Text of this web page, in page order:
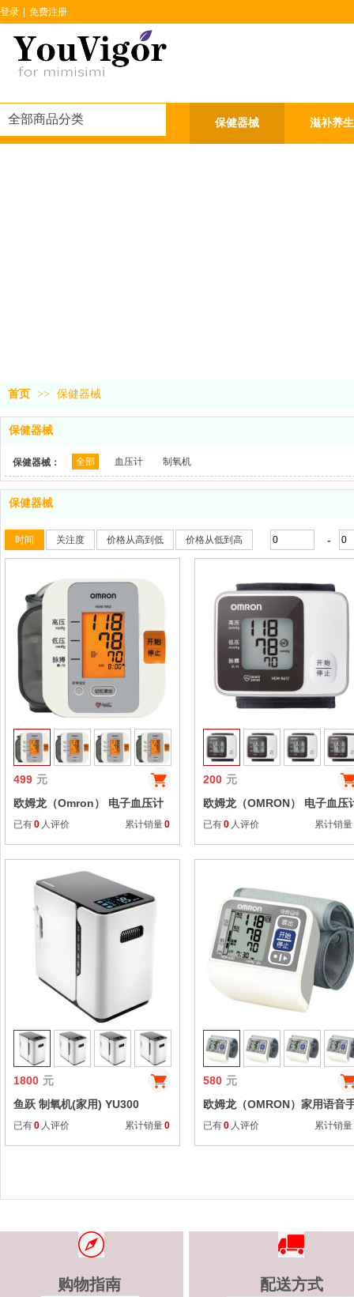
全部商品分类
登录 免费注册
首页 保健器械 滋补养生
首页 >> 保健器械
保健器械
保健器械： 全部 血压计 制氧机
保健器械
时间 关注度 价格从高到低 价格从低到高 -
收藏
499 元
欧姆龙（Omron） 电子血压计
家用 臂式 HEM-7052
已有0 人评价 累计销量0
200 元
欧姆龙（OMRON） 电子血压
家用智能手腕式 HEM-8612
已有0 人评价 累计销量
收藏
1800 元
鱼跃 制氧机(家用) YU300
已有0 人评价 累计销量0
580 元
欧姆龙（OMRON）家用语音
腕式 HEM-6207 电子血压计
已有0 人评价 累计销量
购物指南 配送方式